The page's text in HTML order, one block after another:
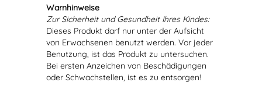
Warnhinweise
Zur Sicherheit und Gesundheit Ihres Kindes:
Dieses Produkt darf nur unter der Aufsicht
von Erwachsenen benutzt werden. Vor jeder
Benutzung, ist das Produkt zu untersuchen.
Bei ersten Anzeichen von Beschädigungen
oder Schwachstellen, ist es zu entsorgen!